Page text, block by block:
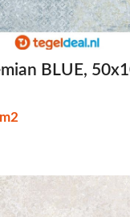
BLUE,